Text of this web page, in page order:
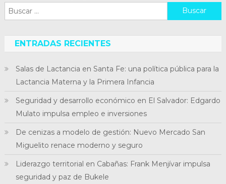
Buscar:
ENTRADAS RECIENTES
Salas de Lactancia en Santa Fe: una política pública para la
Lactancia Materna y la Primera Infancia
Seguridad y desarrollo económico en El Salvador: Edgardo
Mulato impulsa empleo e inversiones
De cenizas a modelo de gestión: Nuevo Mercado San
Miguelito renace moderno y seguro
Liderazgo territorial en Cabañas: Frank Menjívar impulsa
seguridad y paz de Bukele